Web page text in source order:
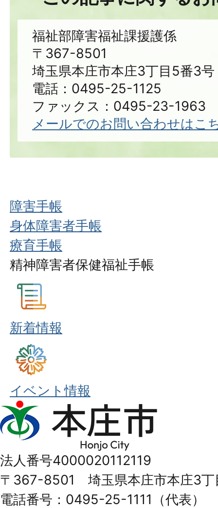
福祉部障害福祉課援護係
〒367-8501
埼玉県本庄市本庄3丁目5番3号
電話：0495-25-1125
ファックス：0495-23-1963
メールでのお問い合わせはこ
障害手帳
身体障害者手帳
療育手帳
精神障害者保健福祉手帳
新着情報
イベント情報
本
庄
Honjo
City
法人番号4000020112119
〒367-8501 埼玉県本庄市本庄3丁
電話番号：0495-25-1111（代表）